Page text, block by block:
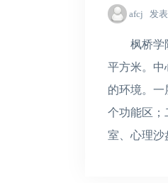
afcj 发
枫桥学
平方米。中
的环境。
个功能区；
室、心理沙